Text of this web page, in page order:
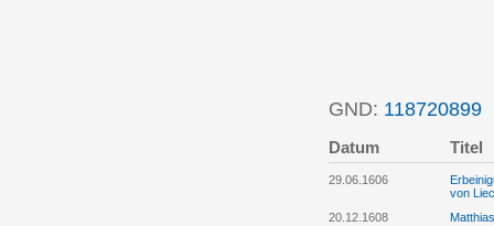
GND: 118720899
Datum Titel
29.06.1606
von
20.12.1608